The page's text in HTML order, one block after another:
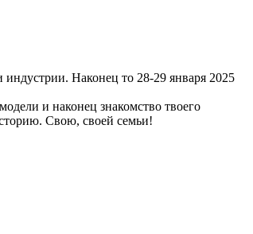
Наконец то 28-29 января 2025
и наконец знакомство твоего
Свою, своей семьи!